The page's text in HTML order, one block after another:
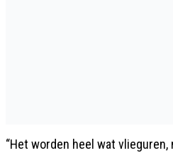
“Het worden heel wat